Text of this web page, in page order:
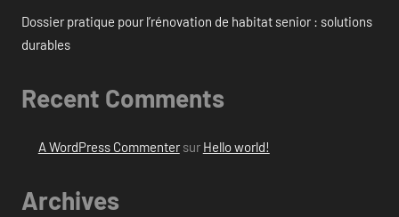
Dossier pratique pour l’rénovation de habitat senior : solutions
durables
Recent Comments
A WordPress Commentersur Hello world!
Archives